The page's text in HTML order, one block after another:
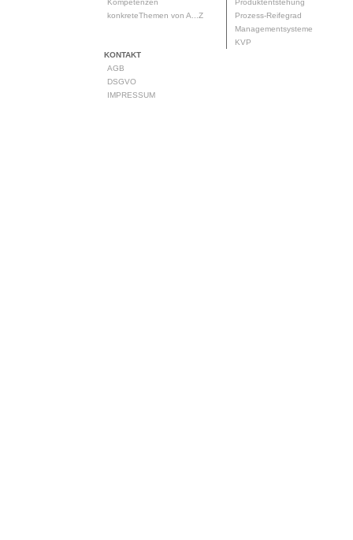
Kompetenzen
konkreteThemen von A...Z
Produktentstehung
Prozess-Reifegrad
Managementsysteme
KVP
KONTAKT
AGB
DSGVO
IMPRESSUM